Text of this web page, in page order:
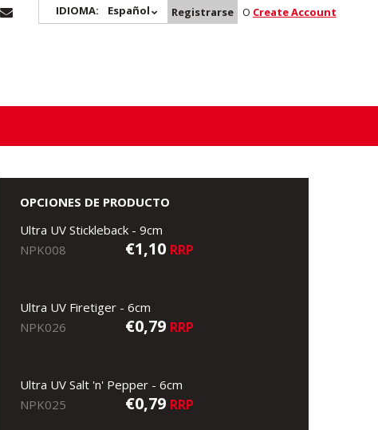
IDIOMA: Español Registrarse O Create Account
OPCIONES DE PRODUCTO
Ultra UV Stickleback - 9cm
NPK008
€1,10 RRP
Ultra UV Firetiger - 6cm
NPK026
€0,79 RRP
Ultra UV Salt 'n' Pepper - 6cm
NPK025
€0,79 RRP